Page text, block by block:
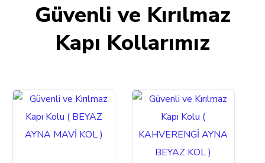
Güvenli ve Kırılmaz
Kapı Kollarımız